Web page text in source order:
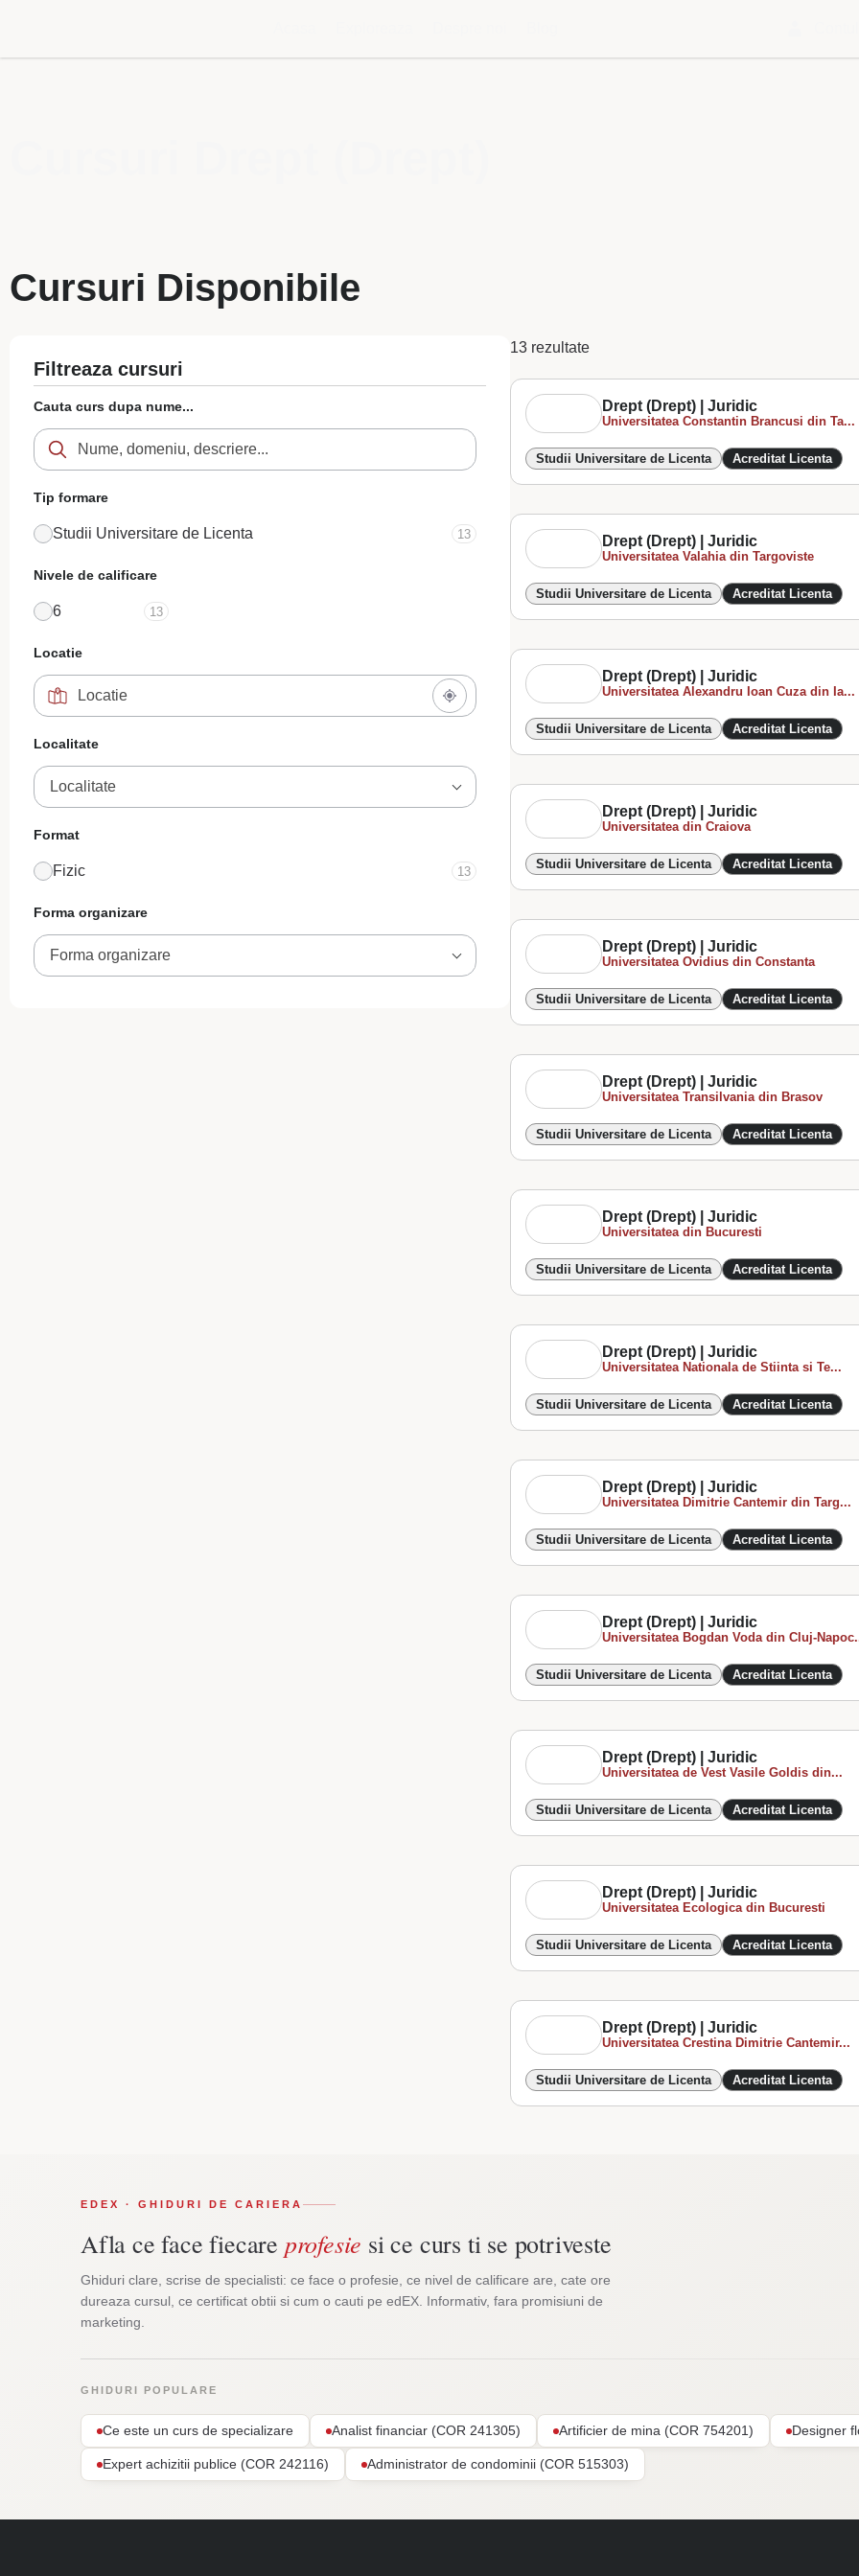
Cursuri Disponibile
Filtreaza cursuri
Cauta curs dupa nume...
Tip formare
Studii Universitare de Licenta 13
Nivele de calificare
6 13
Locatie
Localitate
Localitate
Format
Fizic 13
Forma organizare
Forma organizare
13 rezultate
Drept (Drept) | Juridic
Universitatea Constantin Brancusi din Ta...
Studii Universitare de Licenta Acreditat Licenta
Drept (Drept) | Juridic
Universitatea Valahia din Targoviste
Studii Universitare de Licenta Acreditat Licenta
Drept (Drept) | Juridic
Universitatea Alexandru Ioan Cuza din Ia...
Studii Universitare de Licenta Acreditat Licenta
Drept (Drept) | Juridic
Universitatea din Craiova
Studii Universitare de Licenta Acreditat Licenta
Drept (Drept) | Juridic
Universitatea Ovidius din Constanta
Studii Universitare de Licenta Acreditat Licenta
Drept (Drept) | Juridic
Universitatea Transilvania din Brasov
Studii Universitare de Licenta Acreditat Licenta
Drept (Drept) | Juridic
Universitatea din Bucuresti
Studii Universitare de Licenta Acreditat Licenta
Drept (Drept) | Juridic
Universitatea Nationala de Stiinta si Te...
Studii Universitare de Licenta Acreditat Licenta
Drept (Drept) | Juridic
Universitatea Dimitrie Cantemir din Targ...
Studii Universitare de Licenta Acreditat Licenta
Drept (Drept) | Juridic
Universitatea Bogdan Voda din Cluj-
Studii Universitare de Licenta Acreditat Licenta
Drept (Drept) | Juridic
Universitatea de Vest Vasile Goldis din...
Studii Universitare de Licenta Acreditat Licenta
Drept (Drept) | Juridic
Universitatea Ecologica din Bucuresti
Studii Universitare de Licenta Acreditat Licenta
Drept (Drept) | Juridic
Universitatea Crestina Dimitrie Cantemir...
Studii Universitare de Licenta Acreditat Licenta
EDEX · GHIDURI DE CARIERA
Afla ce face fiecare profesie si ce curs ti se potriveste
Ghiduri clare, scrise de specialisti: ce face o profesie, ce nivel de calificare are, cate ore
dureaza cursul, ce certificat obtii si cum o cauti pe edEX. Informativ, fara promisiuni de
marketing.
GHIDURI POPULARE
Ce este un curs de specializare Analist financiar (COR 241305) Artificier de mina (COR 754201) Designer
Expert achizitii publice (COR 242116) Administrator de condominii (COR 515303)